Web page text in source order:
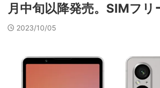
月中旬以降発売。SIMフリ
2023/10/05